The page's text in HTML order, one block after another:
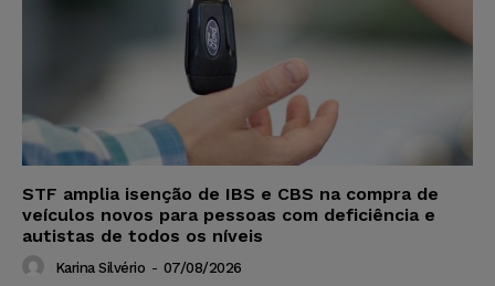
STF amplia isenção de IBS e CBS na compra de
veículos novos para pessoas com deficiência e
autistas de todos os níveis
Karina Silvério - 07/08/2026